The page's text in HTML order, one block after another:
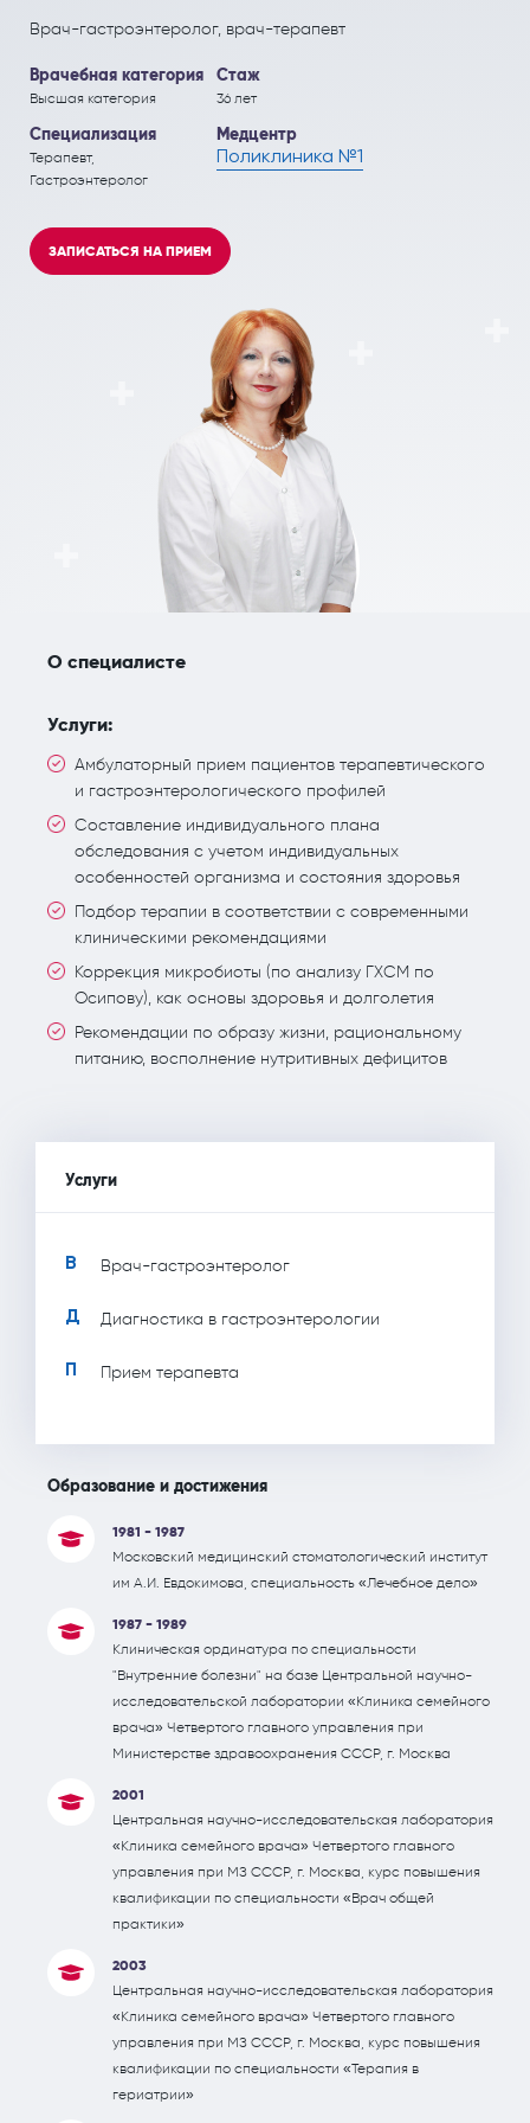
Кардиология
Кинезитерапия (ЛФК)
Колопроктология
Лечебный массаж
Мануальная терапия
Неврология
Нефрология
Остеопат и кинезиолог
Рефлекторная терапия (рефлексотерапия)
Терапия
Травматология и ортопедия
Урология и андрология
Физиотерапия
Флебология
Эндокринология
Врач-гастроэнтеролог, врач-терапевт
Врачебная категория
Высшая категория
Стаж
36 лет
Специализация
Терапевт,
Гастроэнтеролог
Медцентр
Поликлиника №1
ЗАПИСАТЬСЯ НА ПРИЕМ
О специалисте
Услуги:
Амбулаторный прием пациентов терапевтического
и гастроэнтерологического профилей
Составление индивидуального плана
обследования с учетом индивидуальных
особенностей организма и состояния здоровья
Подбор терапии в соответствии с современными
клиническими рекомендациями
Коррекция микробиоты (по анализу ГХСМ по
Осипову), как основы здоровья и долголетия
Рекомендации по образу жизни, рациональному
питанию, восполнение нутритивных дефицитов
Услуги
В Врач-гастроэнтеролог
Д Диагностика в гастроэнтерологии
П Прием терапевта
Образование и достижения
1981 - 1987
Московский медицинский стоматологический институт
им А.И. Евдокимова, специальность «Лечебное дело»
1987 - 1989
Клиническая ординатура по специальности
"Внутренние болезни" на базе Центральной научно-
исследовательской лаборатории «Клиника семейного
врача» Четвертого главного управления при
Министерстве здравоохранения СССР, г. Москва
2001
Центральная научно-исследовательская лаборатория
«Клиника семейного врача» Четвертого главного
управления при МЗ СССР, г. Москва, курс повышения
квалификации по специальности «Врач общей
практики»
2003
Центральная научно-исследовательская лаборатория
«Клиника семейного врача» Четвертого главного
управления при МЗ СССР, г. Москва, курс повышения
квалификации по специальности «Терапия в
гериатрии»